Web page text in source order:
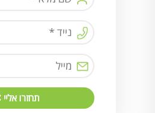
תחזרו אליי